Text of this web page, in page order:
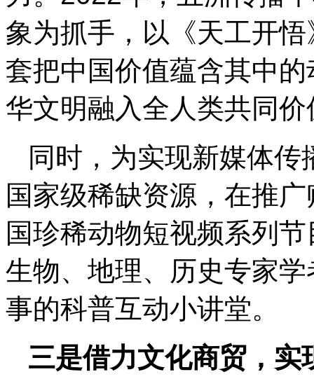
象为抓手，以《天工开
套把中国价值蕴含其中
华文明融入全人类共同
同时，为实现新媒体
国家级稀缺资源，在推
国珍稀动物短视频系列
生物、地理、历史专家
事的科普互动小讲堂。
三是借力文化商贸，实